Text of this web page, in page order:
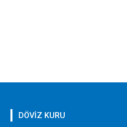
DÖVİZ KURU